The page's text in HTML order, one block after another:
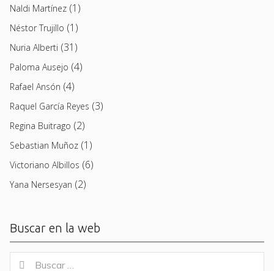
Naldi Martínez (1)
Néstor Trujillo (1)
Nuria Alberti (31)
Paloma Ausejo (4)
Rafael Ansón (4)
Raquel García Reyes (3)
Regina Buitrago (2)
Sebastian Muñoz (1)
Victoriano Albillos (6)
Yana Nersesyan (2)
Buscar en la web
Buscar